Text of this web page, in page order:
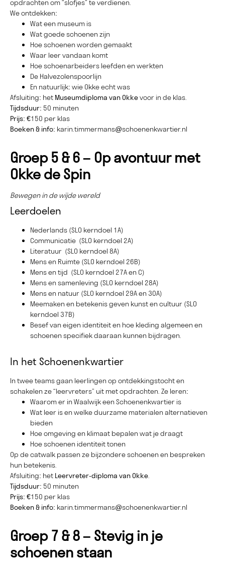
opdrachten om “slofjes” te verdienen.
We ontdekken:
Wat een museum is
Wat goede schoenen zijn
Hoe schoenen worden gemaakt
Waar leer vandaan komt
Hoe schoenarbeiders leefden en werkten
De Halvezolenspoorlijn
En natuurlijk: wie Okke echt was
Afsluiting: het Museumdiploma van Okkevoor in de klas.
Tijdsduur: 50 minuten
Prijs: €150 per klas
Boeken & info: karin.timmermans@schoenenkwartier.nl
Groep 5 & 6 – Op avontuur met
Okke de Spin
Bewegen in de wijde wereld
Leerdoelen
Nederlands (SLO kerndoel 1A)
Communicatie (SLO kerndoel 2A)
Literatuur (SLO kerndoel 8A)
Mens en Ruimte (SLO kerndoel 26B)
Mens en tijd (SLO kerndoel 27A en C)
Mens en samenleving (SLO kerndoel 28A)
Mens en natuur (SLO kerndoel 29A en 30A)
Meemaken en betekenis geven kunst en cultuur (SLO
kerndoel 37B)
Besef van eigen identiteit en hoe kleding algemeen en
schoenen specifiek daaraan kunnen bijdragen.
In het Schoenenkwartier
In twee teams gaan leerlingen op ontdekkingstocht en
schakelen ze “leervreters” uit met opdrachten. Ze leren:
Waarom er in Waalwijk een Schoenenkwartier is
Wat leer is en welke duurzame materialen alternatieven
bieden
Hoe omgeving en klimaat bepalen wat je draagt
Hoe schoenen identiteit tonen
Op de catwalk passen ze bijzondere schoenen en bespreken
hun betekenis.
Afsluiting: het Leervreter-diploma van Okke.
Tijdsduur: 50 minuten
Prijs: €150 per klas
Boeken & info: karin.timmermans@schoenenkwartier.nl
Groep 7 & 8 – Stevig in je
schoenen staan